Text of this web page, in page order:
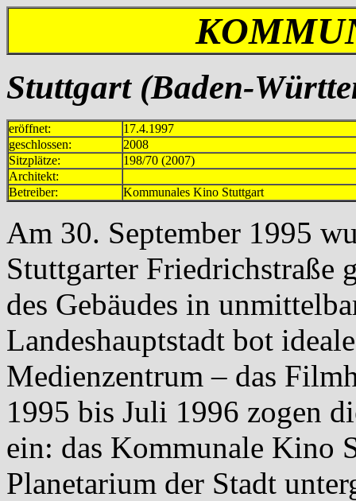
Stuttgart (Baden-
eröffnet:
17.4.1997
geschlossen:
2008
Sitzplätze:
198/70 (2007)
Architekt:
Betreiber:
Kommunales Kino Stuttgart
Am 30. September 1995
Stuttgarter Friedrichstraße
des Gebäudes in
Landeshauptstadt bot
Medienzentrum – das
1995 bis Juli 1996 zogen
ein: das Kommunale Kino
Planetarium der Stadt